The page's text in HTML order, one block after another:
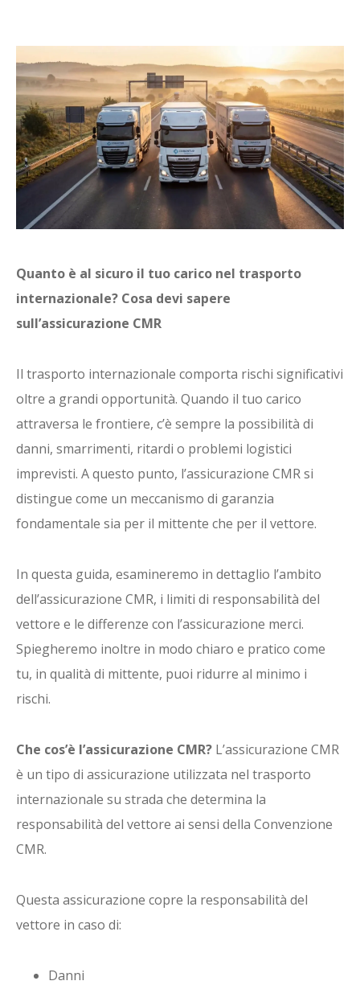
Quanto è al sicuro il tuo carico nel trasporto
internazionale? Cosa devi sapere
sull’assicurazione CMR
Il trasporto internazionale comporta rischi significativi
oltre a grandi opportunità. Quando il tuo carico
attraversa le frontiere, c’è sempre la possibilità di
danni, smarrimenti, ritardi o problemi logistici
imprevisti. A questo punto, l’assicurazione CMR si
distingue come un meccanismo di garanzia
fondamentale sia per il mittente che per il vettore.
In questa guida, esamineremo in dettaglio l’ambito
dell’assicurazione CMR, i limiti di responsabilità del
vettore e le differenze con l’assicurazione merci.
Spiegheremo inoltre in modo chiaro e pratico come
tu, in qualità di mittente, puoi ridurre al minimo i
rischi.
Che cos’è l’assicurazione CMR? L’assicurazione CMR
è un tipo di assicurazione utilizzata nel trasporto
internazionale su strada che determina la
responsabilità del vettore ai sensi della Convenzione
CMR.
Questa assicurazione copre la responsabilità del
vettore in caso di:
Danni